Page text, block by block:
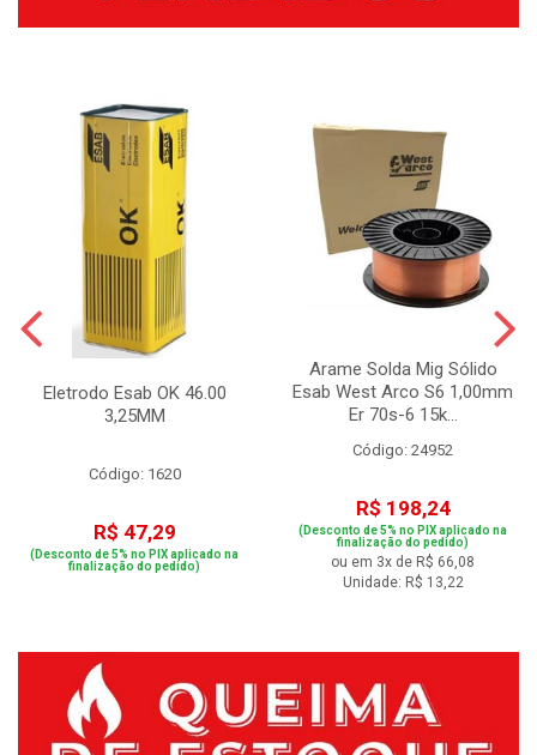
Eletrodo Esab OK 46.00
3,25MM
Código: 1620
R$ 47,29
(Desconto de 5% no PIX aplicado na
finalização do pedido)
Arame Solda Mig Sólido
Esab West Arco S6 1,00mm
Er 70s-6 15k...
Código: 24952
R$ 198,24
(Desconto de 5% no PIX aplicado na
finalização do pedido)
ou em 3x de R$ 66,08
Unidade: R$ 13,22